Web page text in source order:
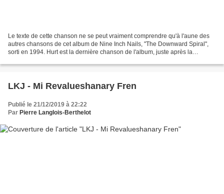
Le texte de cette chanson ne se peut vraiment comprendre qu'à l'aune des
autres chansons de cet album de Nine Inch Nails, "The Downward Spiral",
sorti en 1994. Hurt est la dernière chanson de l'album, juste après la
LKJ - Mi Revalueshanary Fren
Publié le 21/12/2019 à 22:22
Par Pierre Langlois-Berthelot